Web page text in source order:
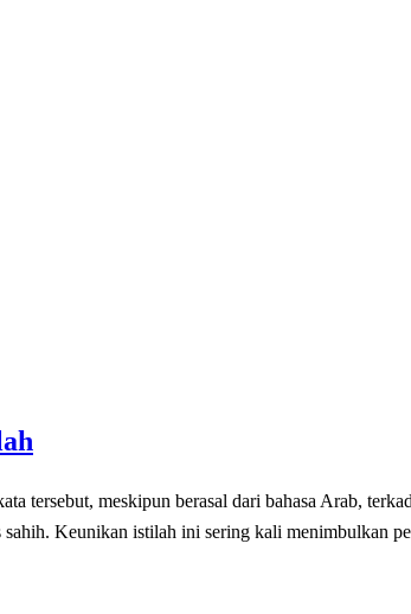
Keunikan istilah ini sering kali menimbulkan